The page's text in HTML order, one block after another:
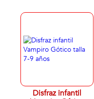
Disfraz infantil